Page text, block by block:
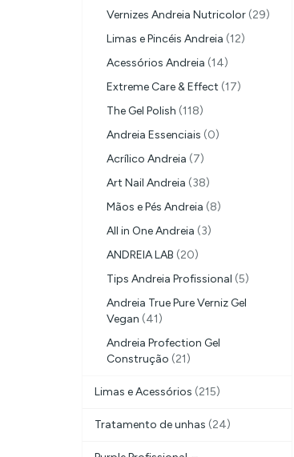
Vernizes Andreia Nutricolor (29)
Limas e Pincéis Andreia (12)
Acessórios Andreia (14)
Extreme Care & Effect (17)
The Gel Polish (118)
Andreia Essenciais (0)
Acrílico Andreia (7)
Art Nail Andreia (38)
Mãos e Pés Andreia (8)
All in One Andreia (3)
ANDREIA LAB (20)
Tips Andreia Profissional (5)
Andreia True Pure Verniz Gel
Vegan (41)
Andreia Profection Gel
Construção (21)
Limas e Acessórios (215)
Tratamento de unhas (24)